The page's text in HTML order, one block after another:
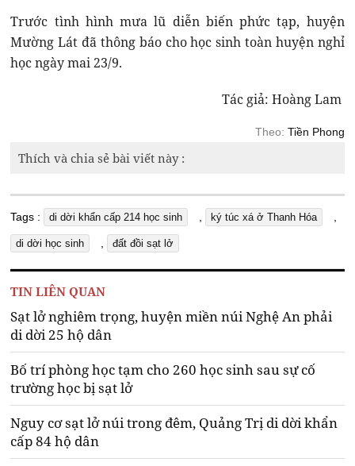
Trước tình hình mưa lũ diễn biến phức tạp, huyện
Mường Lát đã thông báo cho học sinh toàn huyện nghỉ
học ngày mai 23/9.
Tác giả: Hoàng Lam
Theo: Tiền Phong
Thích và chia sẻ bài viết này :
Tags : di dời khẩn cấp 214 học sinh ký túc xá ở Thanh Hóa
di dời học sinh đất đồi sạt lở
TIN LIÊN QUAN
Sạt lở nghiêm trọng, huyện miền núi Nghệ An phải
di dời 25 hộ dân
Bố trí phòng học tạm cho 260 học sinh sau sự cố
trường học bị sạt lở
Nguy cơ sạt lở núi trong đêm, Quảng Trị di dời khẩn
cấp 84 hộ dân